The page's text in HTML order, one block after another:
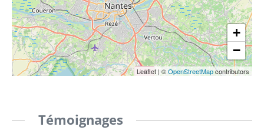
+
−
Leaflet | ©OpenStreetMapcontributors
Témoignages